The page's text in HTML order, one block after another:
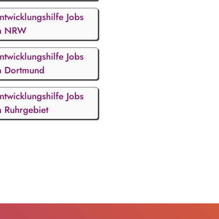
Jobs
NRW
Jobs
Dortmund
Jobs
Ruhrgebiet